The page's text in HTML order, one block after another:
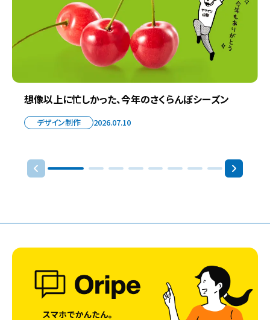
想像以上に忙しかった、今年のさくらんぼシーズン
デザイン制作 2026.07.10